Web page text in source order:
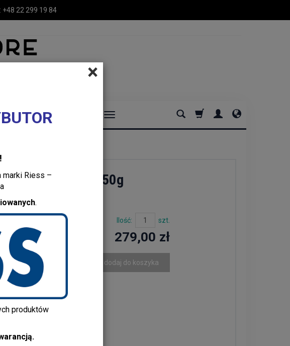
+48 22 299 19 84
×
marki Riess –
.
produktów
I DEKORACJE DOMOWE
zapachowa 450g
dOrient
Brak
dostępność
19 84
Ilość: szt.
279,00 zł
dodaj do koszyka